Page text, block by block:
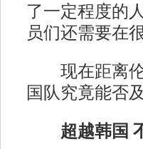
了一定程度的
员们还需要在
现在距离伦
国队究竟能否
超越韩国 不